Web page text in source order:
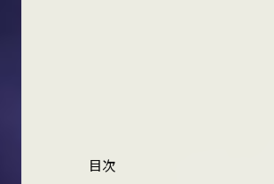
目次